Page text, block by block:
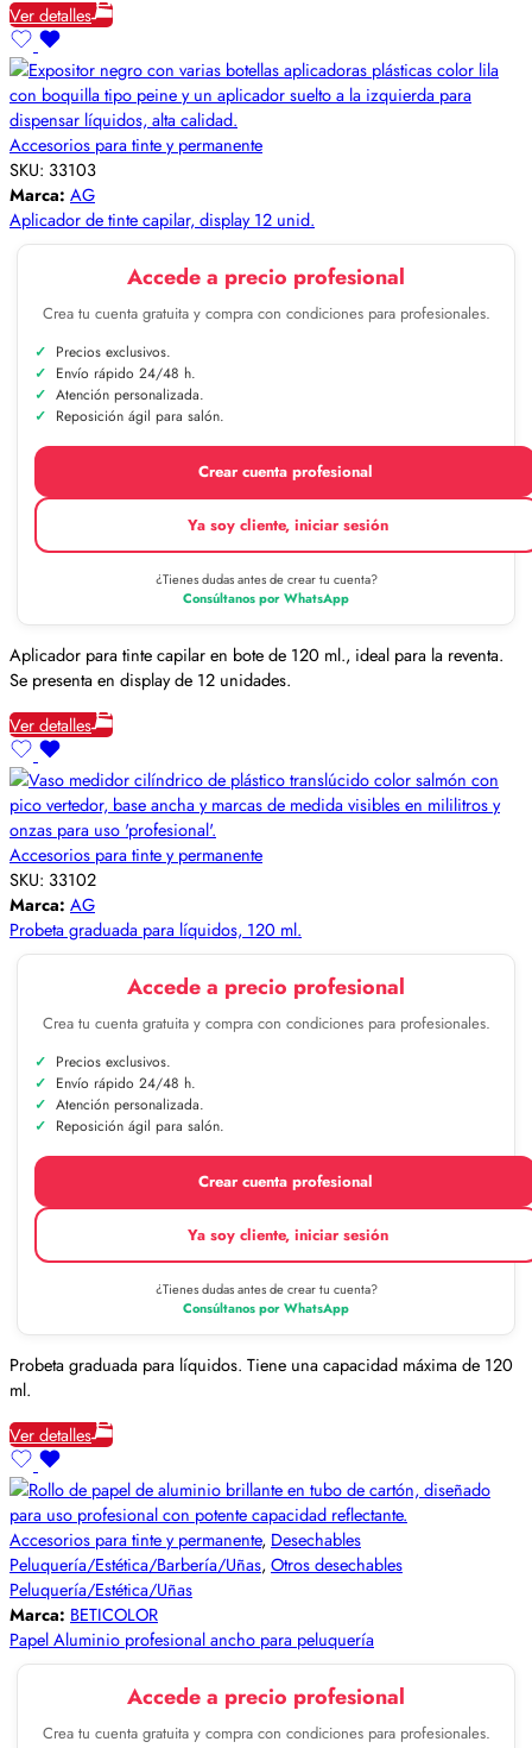
Ver detalles
Accesorios para tinte y permanente
SKU: 33103
Marca: AG
Aplicador de tinte capilar, display 12 unid.
Accede a precio profesional
Crea tu cuenta gratuita y compra con condiciones para profesionales.
Precios exclusivos.
Envío rápido 24/48 h.
Atención personalizada.
Reposición ágil para salón.
Crear cuenta profesional
Ya soy cliente, iniciar sesión
¿Tienes dudas antes de crear tu cuenta?
Consúltanos por WhatsApp
Aplicador para tinte capilar en bote de 120 ml., ideal para la reventa.
Se presenta en display de 12 unidades.
Ver detalles
Accesorios para tinte y permanente
SKU: 33102
Marca: AG
Probeta graduada para líquidos, 120 ml.
Accede a precio profesional
Crea tu cuenta gratuita y compra con condiciones para profesionales.
Precios exclusivos.
Envío rápido 24/48 h.
Atención personalizada.
Reposición ágil para salón.
Crear cuenta profesional
Ya soy cliente, iniciar sesión
¿Tienes dudas antes de crear tu cuenta?
Consúltanos por WhatsApp
Probeta graduada para líquidos. Tiene una capacidad máxima de 120
ml.
Ver detalles
Accesorios para tinte y permanente, Desechables
Peluquería/Estética/Barbería/Uñas, Otros desechables
Peluquería/Estética/Uñas
Marca: BETICOLOR
Papel Aluminio profesional ancho para peluquería
Accede a precio profesional
Crea tu cuenta gratuita y compra con condiciones para profesionales.